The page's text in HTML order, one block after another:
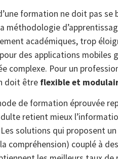
formation ne doit pas
méthodologie
académiques, trop
pour des applications
complexe. Pour un
doit être flexible et
de formation éprouvée
retient mieux
solutions qui proposent
compréhension) couplé à